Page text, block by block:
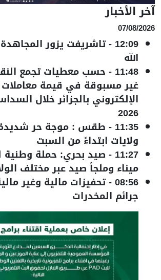
آخر الأخبار
07/08/2026
12:09
-تاشريفت يزور
الله
11:48
- حسب معطيات تجمع
غير مسبوقة في قيمة معاملات
الإلكتروني بالجزائر خلال
2026
11:35
- طقس : موجة حر
ولايات ابتداءً من السبت
11:27
-
ميناء وملجأ صيد عبر مختلف
08:56
-تحفيزات مالية وغير
جرائم المخدرات